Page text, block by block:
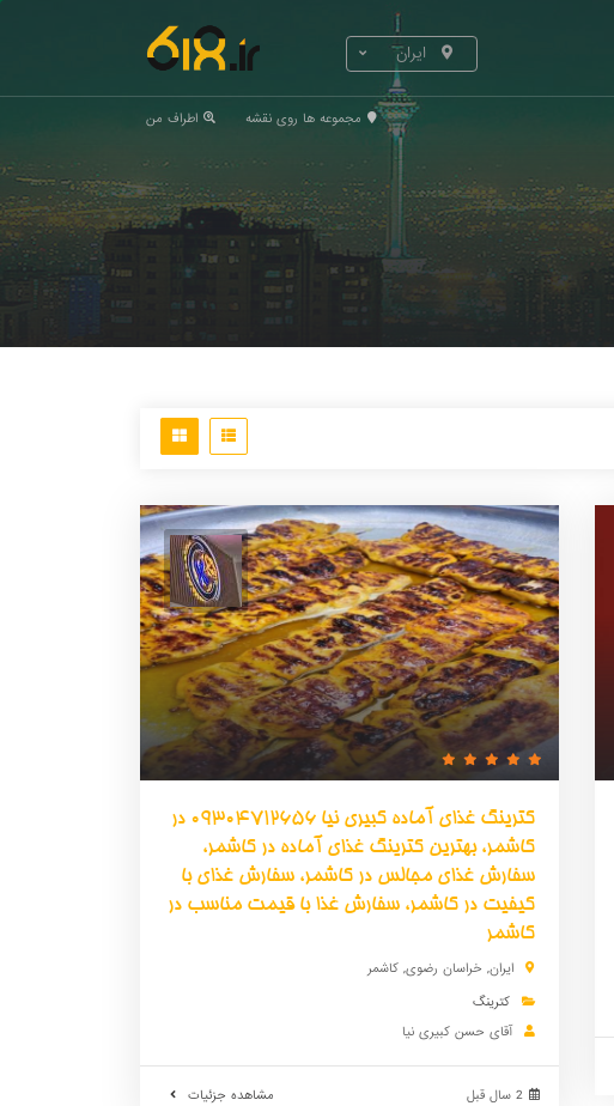
ایران
مجموعه ها روی نقشه اطراف من
کترینگ غذای آماده کبیری نیا 09304712656 در
کاشمر، بهترین کترینگ غذای آماده در کاشمر،
سفارش غذای مجالس در کاشمر، سفارش غذای با
کیفیت در کاشمر، سفارش غذا با قیمت مناسب در
کاشمر
ایران, خراسان رضوی, کاشمر
کترینگ
آقای حسن کبیری نیا
مشاهده جزئیات 2 سال قبل